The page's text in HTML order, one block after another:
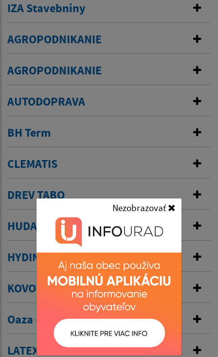
Nezobrazovať
IZA Stavebniny
AGROPODNIKANIE
AGROPODNIKANIE
AUTODOPRAVA
BH Term
CLEMATIS
DREV TABO
HUDAK s.r.o
HYDINA s.r.o. Košice
KOVOVÝROBA
Oaza - Cirkevné potreby
LATEX